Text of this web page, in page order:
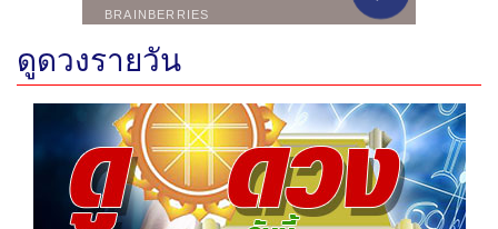
ดูดวงรายวัน